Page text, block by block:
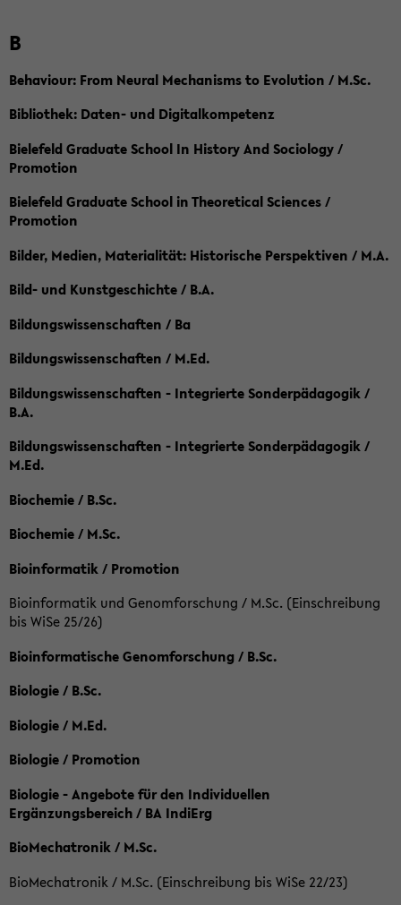
B
Behaviour: From Neural Mechanisms to Evolution / M.Sc.
Bibliothek: Daten- und Digitalkompetenz
Bielefeld Graduate School In History And Sociology /
Promotion
Bielefeld Graduate School in Theoretical Sciences /
Promotion
Bilder, Medien, Materialität: Historische Perspektiven / M.A.
Bild- und Kunstgeschichte / B.A.
Bildungswissenschaften / Ba
Bildungswissenschaften / M.Ed.
Bildungswissenschaften - Integrierte Sonderpädagogik /
B.A.
Bildungswissenschaften - Integrierte Sonderpädagogik /
M.Ed.
Biochemie / B.Sc.
Biochemie / M.Sc.
Bioinformatik / Promotion
Bioinformatik und Genomforschung / M.Sc. (Einschreibung
bis WiSe 25/26)
Bioinformatische Genomforschung / B.Sc.
Biologie / B.Sc.
Biologie / M.Ed.
Biologie / Promotion
Biologie - Angebote für den Individuellen
Ergänzungsbereich / BA IndiErg
BioMechatronik / M.Sc.
BioMechatronik / M.Sc. (Einschreibung bis WiSe 22/23)